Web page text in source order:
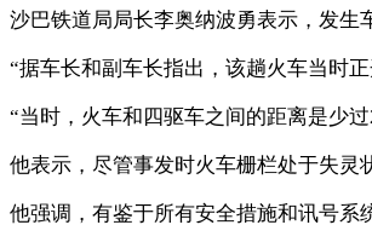
沙巴铁道局局长李奥纳波勇表示，发生
“据车长和副车长指出，该趟火车当时
“当时，火车和四驱车之间的距离是少
他表示，尽管事发时火车栅栏处于失灵
他强调，有鉴于所有安全措施和讯号系